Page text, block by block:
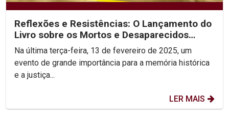
Reflexões e Resistências: O Lançamento do
Livro sobre os Mortos e Desaparecidos
Políticos
Na última terça-feira, 13 de fevereiro de 2025, um
evento de grande importância para a memória histórica
e a justiça...
LER MAIS